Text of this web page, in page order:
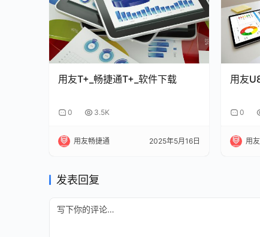
用友T+_畅捷通T+_软件下载
0 3.5K
用友畅捷通 2025年5月16日
用友
0
用
发表回复